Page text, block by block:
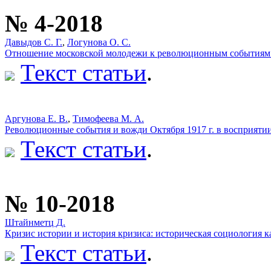
№ 4-2018
Давыдов С. Г., Логунова О. С.
Отношение московской молодежи к революционным событиям
Текст статьи.
Аргунова Е. В., Тимофеева М. А.
Революционные события и вожди Октября 1917 г. в
Текст статьи.
№ 10-2018
Штайнметц Д.
Кризис истории и история кризиса: историческая социология
Текст статьи.